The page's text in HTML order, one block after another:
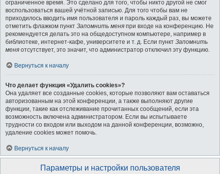
ограниченное время. Это сделано для того, чтобы никто другой не смог
воспользоваться вашей учётной записью. Для того чтобы вам не
приходилось вводить имя пользователя и пароль каждый раз, вы можете
отметить флажком пункт Запомнить меня при входе на конференцию. Не
рекомендуется делать это на общедоступном компьютере, например в
библиотеке, интернет-кафе, университете и т. д. Если пункт Запомнить
меня отсутствует, это значит, что администратор отключил эту функцию.
Вернуться к началу
Что делает функция «Удалить cookies»?
Она удаляет все созданные cookies, которые позволяют вам оставаться
авторизованным на этой конференции, а также выполняют другие
функции, такие как отслеживание прочитанных сообщений, если эта
возможность включена администратором. Если вы испытываете
трудности со входом или выходом на данной конференции, возможно,
удаление cookies может помочь.
Вернуться к началу
Параметры и настройки пользователя